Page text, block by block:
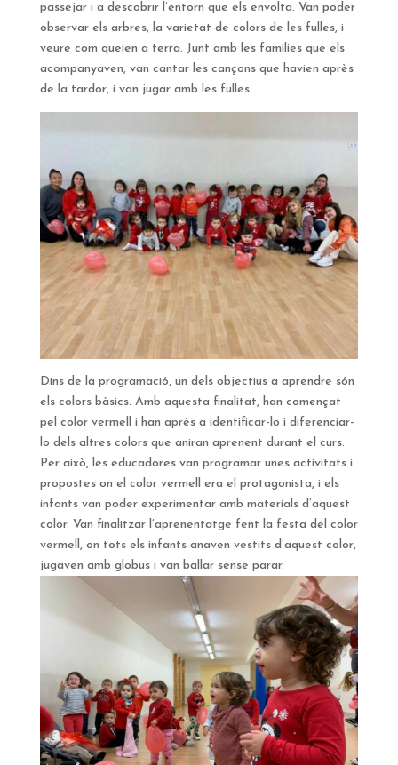
passejar i a descobrir l’entorn que els envolta. Van poder
observar els arbres, la varietat de colors de les fulles, i
veure com queien a terra. Junt amb les famílies que els
acompanyaven, van cantar les cançons que havien après
de la tardor, i van jugar amb les fulles.
Dins de la programació, un dels objectius a aprendre són
els colors bàsics. Amb aquesta finalitat, han començat
pel color vermell i han après a identificar-lo i diferenciar-
lo dels altres colors que aniran aprenent durant el curs.
Per això, les educadores van programar unes activitats i
propostes on el color vermell era el protagonista, i els
infants van poder experimentar amb materials d’aquest
color. Van finalitzar l’aprenentatge fent la festa del color
vermell, on tots els infants anaven vestits d’aquest color,
jugaven amb globus i van ballar sense parar.